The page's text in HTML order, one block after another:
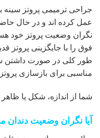
جراحی ترمیمی پروتز سینه
عمل کرده اند و در حال
نگران وضعیت پروتز خود
فوق را با جایگزینی پروتز
طور کلی در صورت داشتن
مناسبی برای بازسازی
شما از اندازه، شکل یا
آیا نگران وضعیت